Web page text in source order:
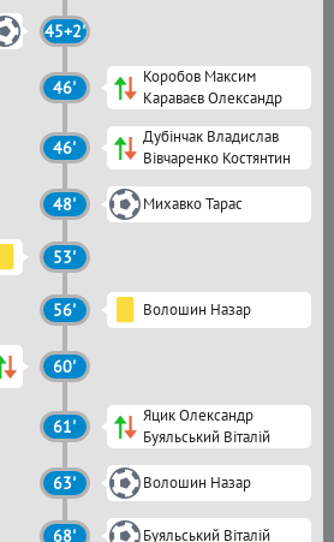
45+2'
46'
Коробов Максим
Караваєв Олександр
46'
Дубінчак Владислав
Вівчаренко Костянтин
48' Михавко Тарас
53'
56' Волошин Назар
60'
61'
Яцик Олександр
Буяльський Віталій
63' Волошин Назар
68' Буяльський Віталій